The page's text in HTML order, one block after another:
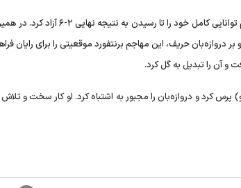
در بین دو نیمه، آنچلوتی ۱۰ نفر از یازده بازیکن از جمله کاسمیرو را تعویض کرد و تیم توانایی کامل خود
حریف، این مهاجم برنتفورد موقعیتی را برای رایان
و آن را تبدیل به گل کرد.
پرس کرد و دروازه‌بان را مجبور به اشتباه کرد. او کار سخت و